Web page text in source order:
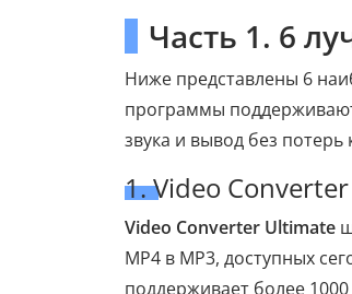
Часть 1. 6
Ниже представлены 6
программы
звука и вывод без потерь
1. Video
Video Converter Ultimate
MP4 в MP3, доступных
поддерживает более